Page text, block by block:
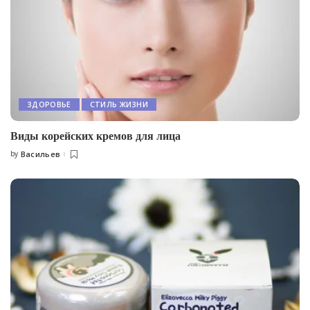
ЗДОРОВЬЕ СТИЛЬ ЖИЗНИ
Виды корейских кремов для лица
Posted
by Васильев